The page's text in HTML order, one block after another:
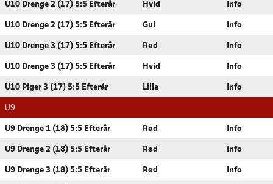
U10 Drenge 2 (17) 5:5 Efterår Hvid Info
U10 Drenge 2 (17) 5:5 Efterår Gul Info
U10 Drenge 3 (17) 5:5 Efterår Rød Info
U10 Drenge 3 (17) 5:5 Efterår Hvid Info
U10 Piger 3 (17) 5:5 Efterår Lilla Info
U9
U9 Drenge 1 (18) 5:5 Efterår Rød Info
U9 Drenge 2 (18) 5:5 Efterår Rød Info
U9 Drenge 3 (18) 5:5 Efterår Rød Info